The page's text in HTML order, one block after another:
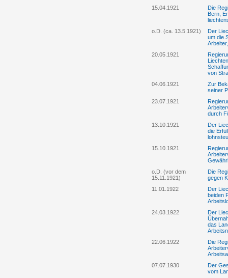
15.04.1921
Die
Bern,
o.D. (ca. 13.5.1921)
Der
um die
20.05.1921
von
04.06.1921
Zur
seiner
23.07.1921
durch
13.10.1921
Der
die
15.10.1921
o.D. (vor dem
15.11.1921)
Die
gegen
11.01.1922
Der
beiden
24.03.1922
Der
das
22.06.1922
Die
07.07.1930
Der
vom